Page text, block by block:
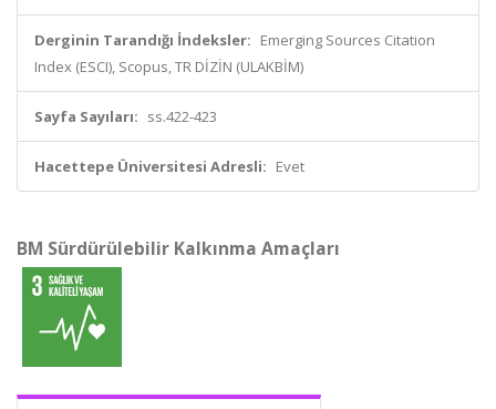
Derginin Tarandığı İndeksler: Emerging Sources Citation
Index (ESCI), Scopus, TR DİZİN (ULAKBİM)
Sayfa Sayıları: ss.422-423
Hacettepe Üniversitesi Adresli: Evet
BM Sürdürülebilir Kalkınma Amaçları